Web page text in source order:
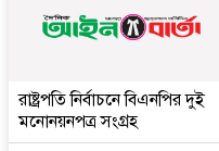
রাষ্ট্রপতি নির্বাচনে বিএনপির দুই
মনোনয়নপত্র সংগ্রহ